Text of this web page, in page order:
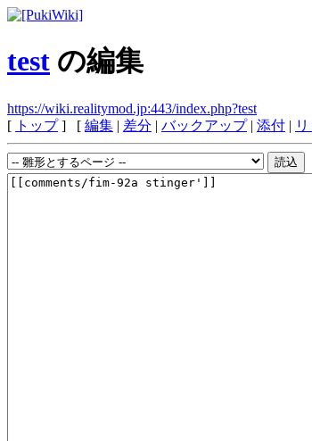
test の編集
https://wiki.realitymod.jp:443/index.php?test
[ トップ] [ 編集 | 差分 | バックアップ| 添付 |